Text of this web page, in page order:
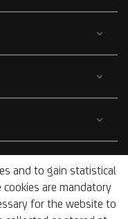
and to gain statistical
are mandatory
for the website to